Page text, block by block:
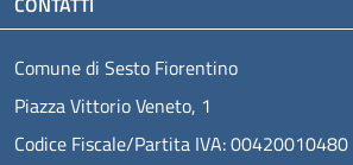
Comune di Sesto Fiorentino
Piazza Vittorio Veneto, 1
Codice Fiscale/Partita IVA: 00420010480